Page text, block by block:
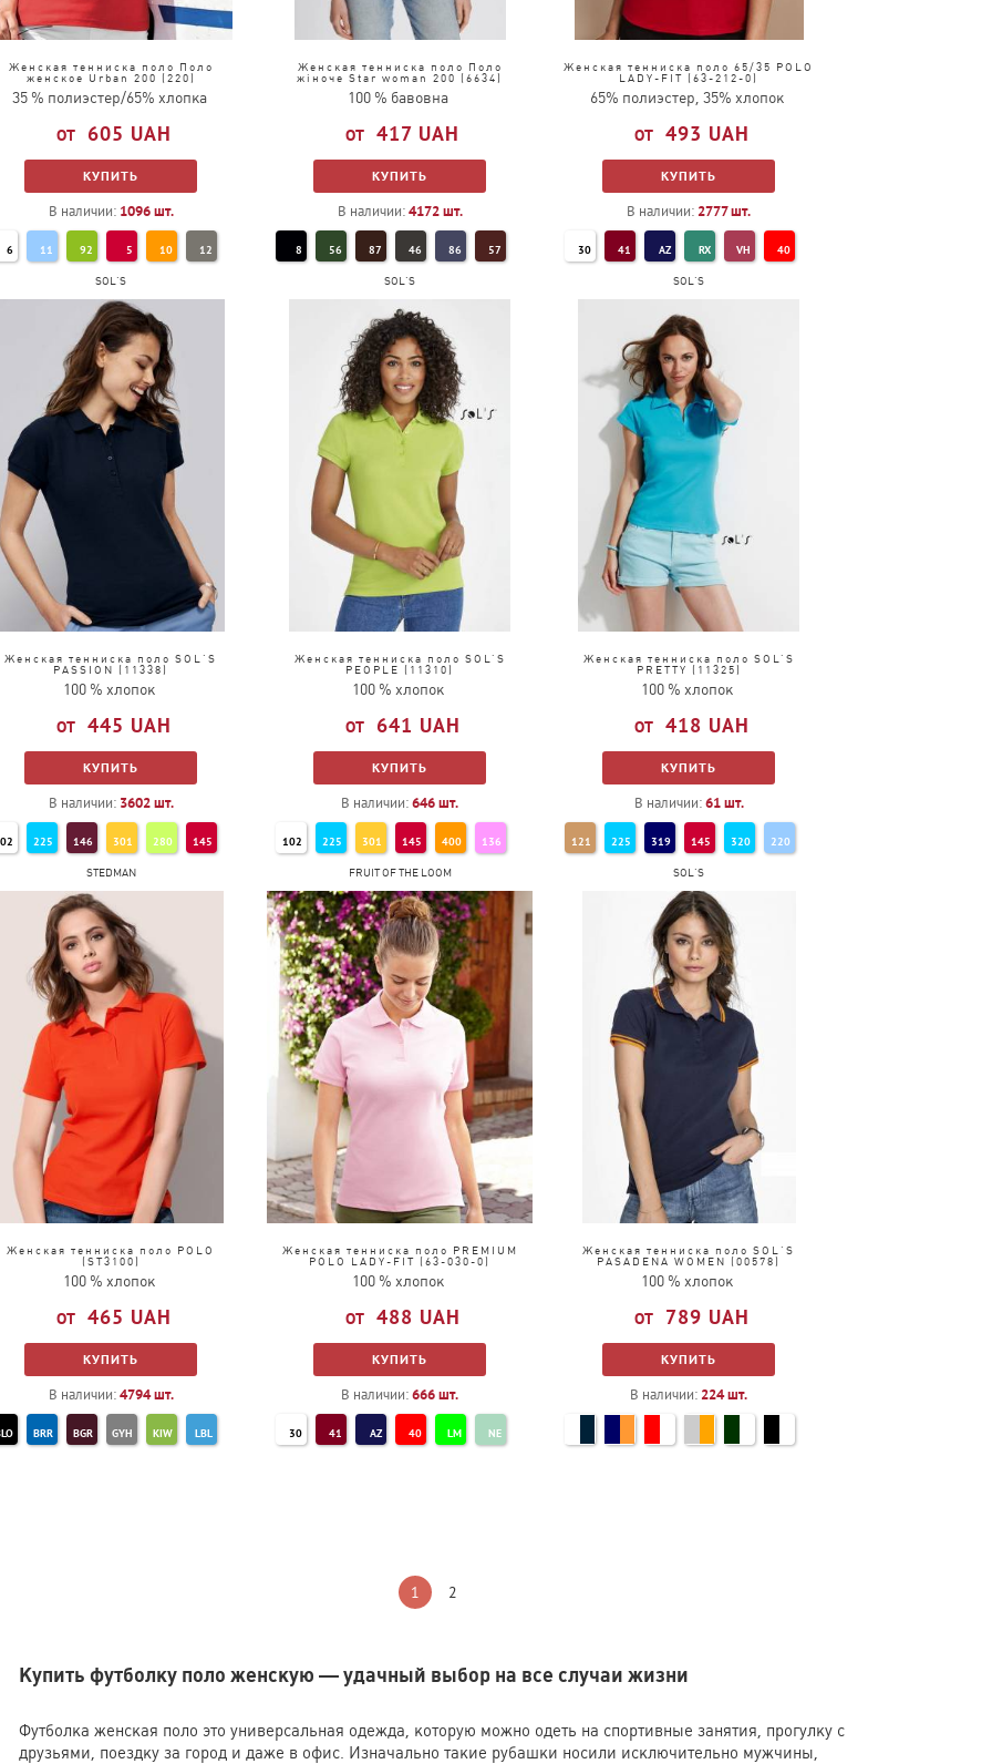
Купить футболку поло женскую — удачный выбор на все случаи жизни
Футболка женская поло это универсальная одежда, которую можно одеть на спортивные занятия, прогулку с
друзьями, поездку за город и даже в офис. Изначально такие рубашки носили исключительно мужчины,
Женская тенниска поло Поло
женское Urban 200 (220)
35 % полиэстер/65% хлопка
605 UAH
КУПИТЬ
В наличии: 1096шт.
6 11 92 5 10 12
Женская тенниска поло Поло
жіноче Star woman 200 (6634)
100 % бавовна
417 UAH
КУПИТЬ
В наличии:4172шт.
8 56 87 46 86 57
55
7 10 216
2 5
Женская тенниска поло 65/35 POLO
LADY-FIT (63-212-0)
65% полиэстер, 35% хлопок
493 UAH
КУПИТЬ
В наличии:2777шт.
30 41 AZ RX VH 40
34
51
SOL'S
Женская тенниска поло SOL'S
PASSION (11338)
100 % хлопок
445 UAH
КУПИТЬ
В наличии: 3602шт.
225 146 301 280 145
400 115
318 140 312
SOL'S
Женская тенниска поло SOL’S
PEOPLE (11310)
100 % хлопок
641 UAH
КУПИТЬ
В наличии:646шт.
102 225 301 145 400 136
318 312 241
SOL'S
Женская тенниска поло SOL’S
PRETTY (11325)
100 % хлопок
418 UAH
КУПИТЬ
В наличии:61шт.
121 225 319 145 320 220
STEDMAN
Женская тенниска поло POLO
(ST3100)
100 % хлопок
465 UAH
КУПИТЬ
В наличии:4794шт.
BRR BGR GYH KIW LBL
FRUIT OF THE LOOM
Женская тенниска поло PREMIUM
POLO LADY-FIT (63-030-0)
100 % хлопок
488 UAH
КУПИТЬ
В наличии:666шт.
30 41 AZ 40 LM NE
SOL'S
Женская тенниска поло SOL'S
PASADENA WOMEN (00578)
100 % хлопок
789 UAH
КУПИТЬ
В наличии:224шт.
1 2